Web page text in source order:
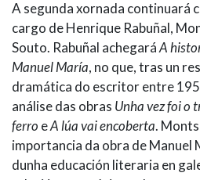
A segunda xornada continuará
cargo de Henrique Rabuñal,
Souto. Rabuñal achegaráA
Manuel María, no que, tras un
dramática do escritor entre
análise das obras Unha vez foi o
ferro eA lúa vai encoberta.
importancia da obra de Manuel
dunha educación literaria en